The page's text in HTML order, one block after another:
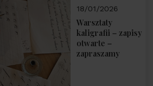
18/01/2026
Warsztaty
kaligrafii – zapisy
otwarte –
zapraszamy